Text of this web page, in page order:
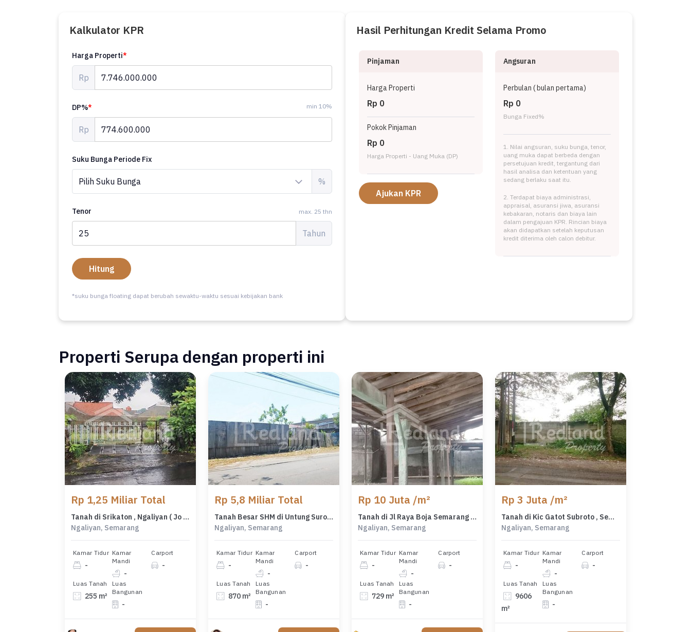
Kalkulator KPR
Harga Properti*
Rp
DP%* min 10%
Rp
Suku Bunga Periode Fix
%
Tenor max. 25 thn
Tahun
Hitung
*suku bunga floating dapat berubah sewaktu-waktu sesuai kebijakan bank
Hasil Perhitungan Kredit Selama Promo
Pinjaman
Harga Properti
Rp 0
Pokok Pinjaman
Rp 0
Harga Properti - Uang Muka (DP)
Ajukan KPR
Angsuran
Perbulan (bulan pertama)
Rp 0
Bunga Fixed%
1. Nilai angsuran, suku bunga, tenor,
uang muka dapat berbeda dengan
persetujuan kredit, tergantung dari
hasil analisa dan ketentuan yang
sedang berlaku saat itu.
2. Terdapat biaya administrasi,
appraisal, asuransi jiwa, asuransi
kebakaran, notaris dan biaya lain
dalam pengajuan KPR. Rincian biaya
akan didapatkan setelah keputusan
kredit diterima oleh calon debitur.
Properti Serupa dengan properti ini
Rp 1,25 Miliar Total
Tanah di Srikaton , Ngaliyan ( Jo 8547 )
Ngaliyan, Semarang
Kamar Tidur
-
Kamar
Mandi
-
Carport
-
Luas Tanah
255 m²
Luas
Bangunan
-
Rp 5,8 Miliar Total
Tanah Besar SHM di Untung Suropati, Semarang Ve 5541
Ngaliyan, Semarang
Kamar Tidur
-
Kamar
Mandi
-
Carport
-
Luas Tanah
870 m²
Luas
Bangunan
-
Rp 10 Juta /m²
Tanah di Jl Raya Boja Semarang ( Me 7676 )
Ngaliyan, Semarang
Kamar Tidur
-
Kamar
Mandi
-
Carport
-
Luas Tanah
729 m²
Luas
Bangunan
-
Rp 3 Juta /m²
Tanah di Kic Gatot Subroto , Semarang ( Jo 8517 )
Ngaliyan, Semarang
Kamar Tidur
-
Kamar
Mandi
-
Carport
-
Luas Tanah
9606
m²
Luas
Bangunan
-